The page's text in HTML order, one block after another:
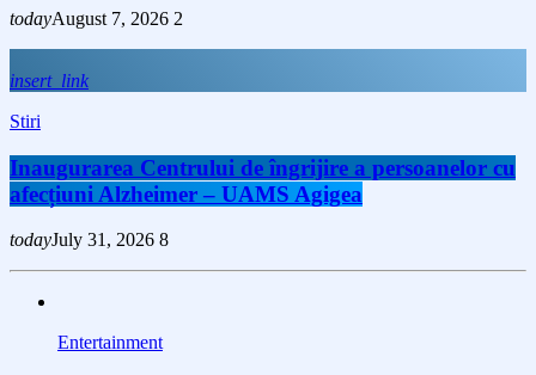
todayAugust 7, 2026 2
insert_link
Stiri
Inaugurarea Centrului de îngrijire a persoanelor cu
afecțiuni Alzheimer – UAMS Agigea
todayJuly 31, 2026 8
Entertainment